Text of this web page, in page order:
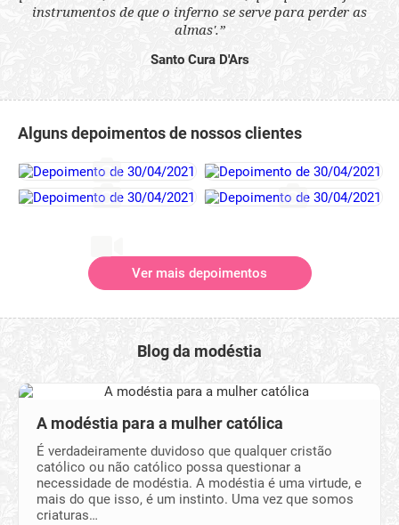
instrumentos de que o inferno se serve para perder as
almas'.”
Santo Cura D'Ars
Alguns depoimentos de nossos clientes
Ver mais depoimentos
Blog da modéstia
A modéstia para a mulher católica
É verdadeiramente duvidoso que qualquer cristão
católico ou não católico possa questionar a
necessidade de modéstia. A modéstia é uma virtude, e
mais do que isso, é um instinto. Uma vez que somos
criaturas…